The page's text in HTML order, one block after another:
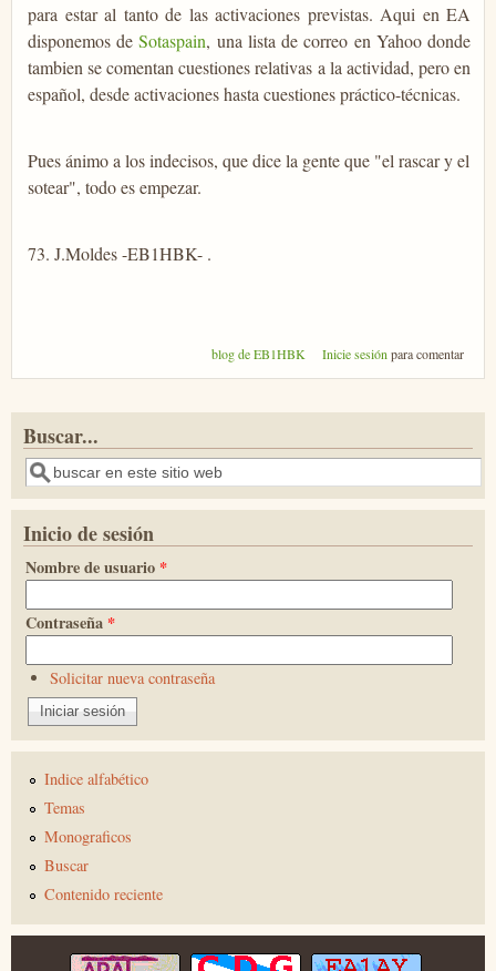
para estar al tanto de las activaciones previstas. Aqui en EA
disponemos deSotaspain, una lista de correo en Yahoo donde
tambien se comentan cuestiones relativas a la actividad, pero en
español, desde activaciones hasta cuestiones práctico-técnicas.
Pues ánimo a los indecisos, que dice la gente que "el rascar y el
sotear", todo es empezar.
73. J.Moldes -EB1HBK- .
blog de EB1HBK Inicie sesión para comentar
Buscar...
Buscar
Inicio de sesión
Nombre de usuario *
Contraseña *
Solicitar nueva contraseña
Indice alfabético
Temas
Monograficos
Buscar
Contenido reciente